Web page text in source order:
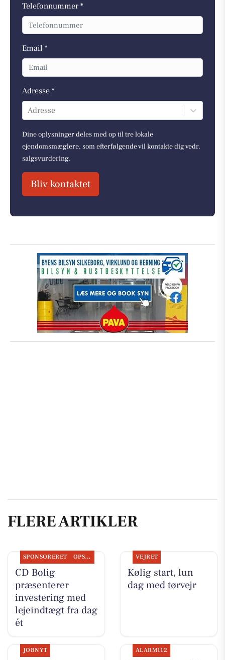
Telefonnummer *
Email *
Adresse *
Adresse
Dine oplysninger deles med op til tre lokale
ejendomsmæglere, som efterfølgende vil kontakte dig vedr.
salgsvurdering.
Bliv kontaktet
FLERE ARTIKLER
SPONSORERET OPSLAGSTAVLEN
CD Bolig
præsenterer
investering med
lejeindtægt fra dag
ét
VEJRET
Kølig start, lun
dag med tørvejr
JOBNYT ALARM112